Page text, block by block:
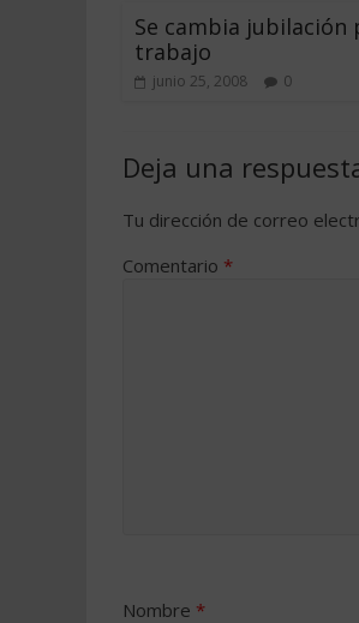
Se cambia jubilación
trabajo
junio 25, 2008 0
Deja una
Tu dirección de correo
Comentario *
Nombre *